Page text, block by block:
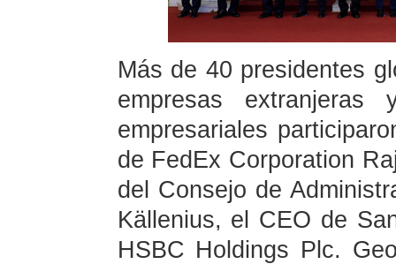
Más de 40 presidentes
empresas extranjeras
empresariales
de FedEx Corporation
del Consejo de
Källenius, el CEO de
HSBC Holdings Plc.